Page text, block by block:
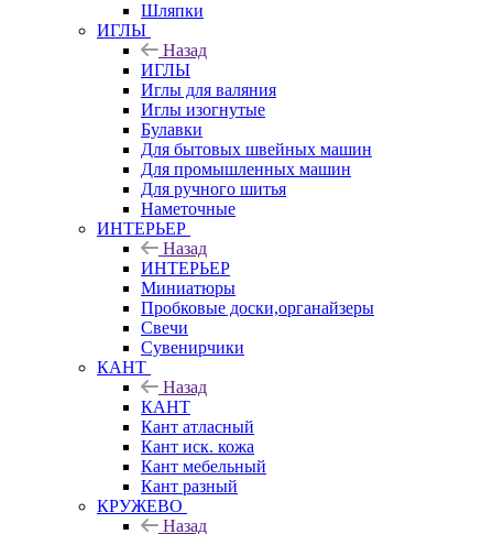
Шляпки
ИГЛЫ
Назад
ИГЛЫ
Иглы для валяния
Иглы изогнутые
Булавки
Для бытовых швейных машин
Для промышленных машин
Для ручного шитья
Наметочные
ИНТЕРЬЕР
Назад
ИНТЕРЬЕР
Миниатюры
Пробковые доски,органайзеры
Свечи
Сувенирчики
КАНТ
Назад
КАНТ
Кант атласный
Кант иск. кожа
Кант мебельный
Кант разный
КРУЖЕВО
Назад